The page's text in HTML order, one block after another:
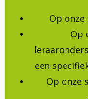
Op onze
Op
een
Op onze